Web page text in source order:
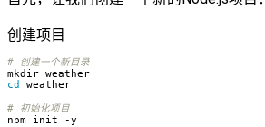
创建项目
# 创建一个新目录
cd
# 初始化项目